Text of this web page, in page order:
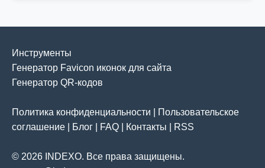
Инструменты
Генератор Favicon иконок для сайта
Генератор QR-кодов
Политика конфиденциальности
Пользовательское
соглашение
Блог FAQ Контакты RSS
© 2026 INDEXO. Все права защищены.